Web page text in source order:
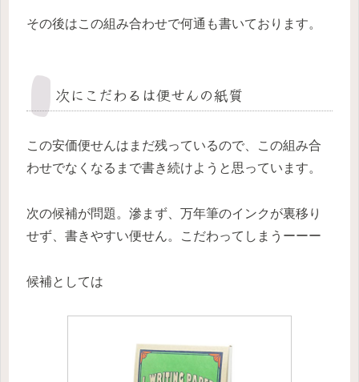
その後はこの組み合わせで何通も書いております。
次にこだわるは便せんの紙質
この安価便せんはまだ残っているので、この組み合
わせでなくなるまで書き続けようと思っています。
次の候補が問題。滲まず、万年筆のインクが裏移り
せず、書きやすい便せん。こだわってしまうーーー
候補としては